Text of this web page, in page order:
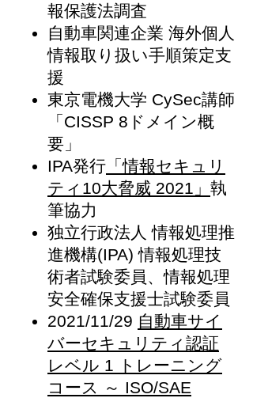
報保護法調査
​自動車関連企業 海外個人
情報取り扱い手順策定支
援
東京電機大学 CySec講師
「CISSP 8ドメイン概
要」
IPA発行 「情報セキュリ
ティ10大脅威 2021」 執
筆協力
独立行政法人 情報処理推
進機構(IPA) 情報処理技
術者試験委員、情報処理
安全確保支援士試験委員
2021/11/29 自動車サイ
バーセキュリティ認証
レベル 1 トレーニング
コース ～ ISO/SAE